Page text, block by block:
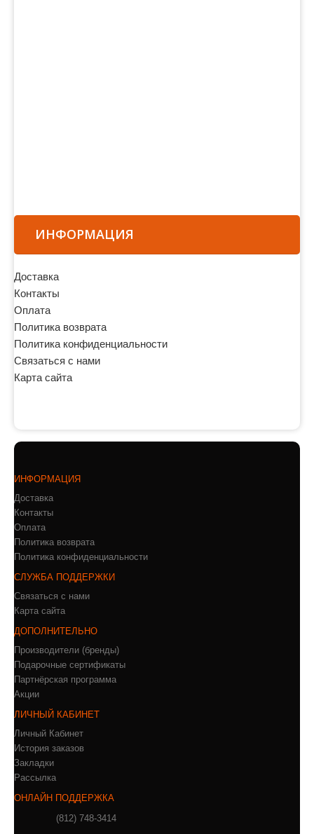
ИНФОРМАЦИЯ
Доставка
Контакты
Оплата
Политика возврата
Политика конфиденциальности
Связаться с нами
Карта сайта
ИНФОРМАЦИЯ
Доставка
Контакты
Оплата
Политика возврата
Политика конфиденциальности
СЛУЖБА ПОДДЕРЖКИ
Связаться с нами
Карта сайта
ДОПОЛНИТЕЛЬНО
Производители (бренды)
Подарочные сертификаты
Партнёрская программа
Акции
ЛИЧНЫЙ КАБИНЕТ
Личный Кабинет
История заказов
Закладки
Рассылка
ОНЛАЙН ПОДДЕРЖКА
(812) 748-3414